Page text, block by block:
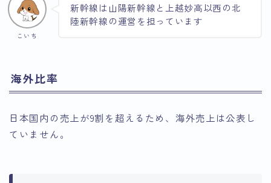
こいち
新幹線は山陽新幹線と上越妙高以西の北
陸新幹線の運営を担っています
海外比率
日本国内の売上が9割を超えるため、海外売上は公表し
ていません。